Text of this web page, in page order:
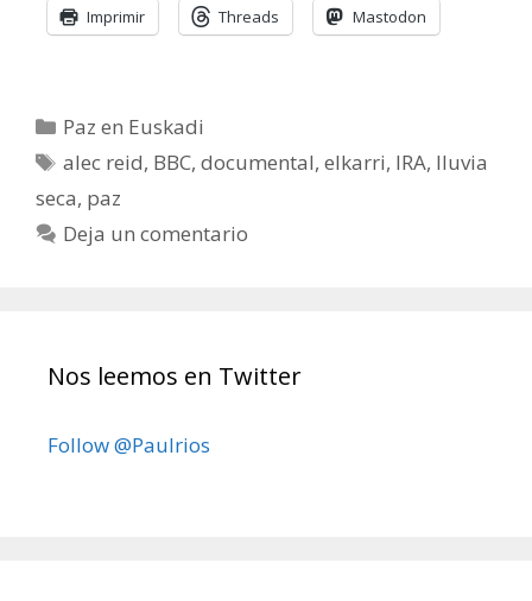
Imprimir Threads Mastodon
Categorías
Paz en Euskadi
Etiquetas
alec reid, BBC,documental,elkarri, IRA, lluvia
seca, paz
Deja un comentario
Nos leemos en Twitter
Follow @Paulrios